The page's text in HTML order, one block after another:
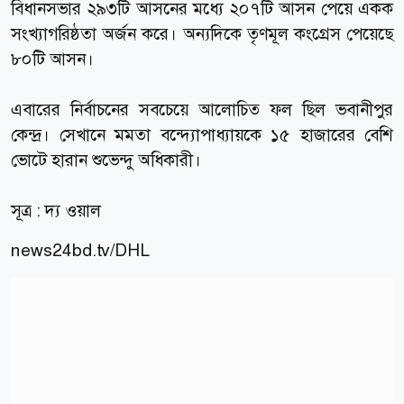
বিধানসভার ২৯৩টি আসনের মধ্যে ২০৭টি আসন পেয়ে একক
সংখ্যাগরিষ্ঠতা অর্জন করে। অন্যদিকে তৃণমূল কংগ্রেস পেয়েছে
৮০টি আসন।
এবারের নির্বাচনের সবচেয়ে আলোচিত ফল ছিল ভবানীপুর
কেন্দ্র। সেখানে মমতা বন্দ্যোপাধ্যায়কে ১৫ হাজারের বেশি
ভোটে হারান শুভেন্দু অধিকারী।
সূত্র : দ্য ওয়াল
news24bd.tv/DHL